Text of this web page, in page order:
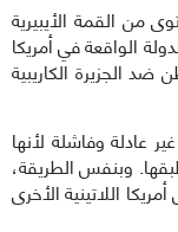
من القمة الأيبيرية
الواقعة في أمريكا
الجزيرة الكاريبية
عادلة وفاشلة لأنها
وبنفس الطريقة،
اللاتينية الأخرى